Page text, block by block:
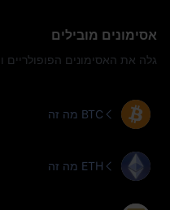
אסימונים מובילים
גלה את האסימונים הפופולריים
מה זה BTC
מה זה ETH